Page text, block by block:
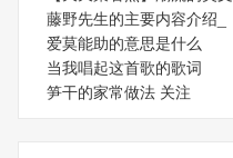
藤野先生的主要内容介绍_
爱莫能助的意思是什么
当我唱起这首歌的歌词
笋干的家常做法 关注